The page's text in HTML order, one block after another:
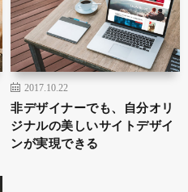
2017.10.22
非デザイナーでも、自分オリ
ジナルの美しいサイトデザイ
ンが実現できる